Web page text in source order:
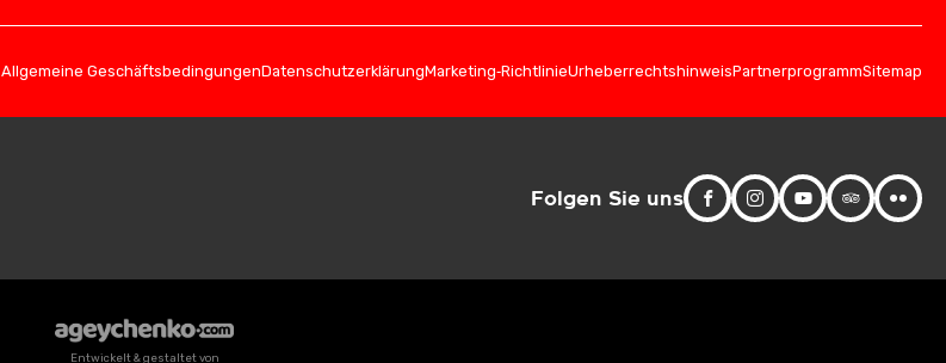
Allgemeine GeschäftsbedingungenDatenschutzerklärungMarketing‑RichtlinieUrheberrechtshinweisPartnerprogrammSitemap
Folgen Sie uns
Entwickelt & gestaltet von